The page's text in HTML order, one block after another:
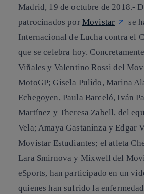
Madrid, 19 de octubre de 2018.-
patrocinados por Movistar
se
Internacional de Lucha contra el
que se celebra hoy.
Viñales y Valentino Rossi del
MotoGP; Gisela Pulido, Marina
Echegoyen, Paula Barceló, Iván
Martínez y Theresa Zabell, del
Vela; Amaya Gastaninza y Edgar
Movistar Estudiantes; el atleta
Lara Smirnova y Mixwell del
eSports, han participado en un
quienes han sufrido la